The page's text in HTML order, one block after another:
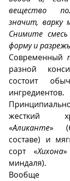
вещество
значит, варку
Снимите
форму и
Современный
разной
состоит
ингредиентов.
жесткий
«Аликанте»
составе) и
сорт «Хихона
миндаля).
Вообще